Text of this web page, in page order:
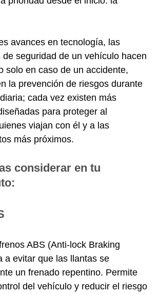
avances en tecnología, las
seguridad de un vehículo hacen
solo en caso de un accidente,
la prevención de riesgos durante
cada vez existen más
para proteger al
viajan con él y a las
más próximos.
considerar en tu
ABS (Anti-lock Braking
a evitar que las llantas se
un frenado repentino. Permite
del vehículo y reducir el riesgo